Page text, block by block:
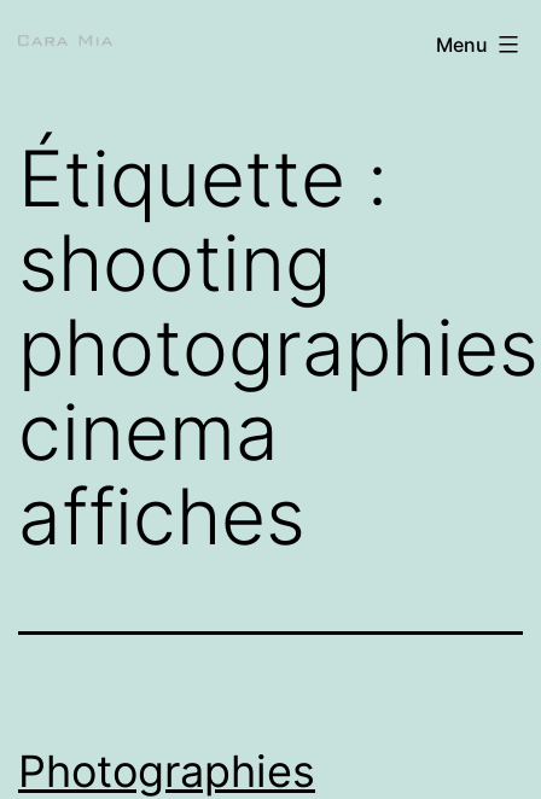
Cara
Menu
Étiquette :
shooting
photographies
cinema
affiches
Photographies